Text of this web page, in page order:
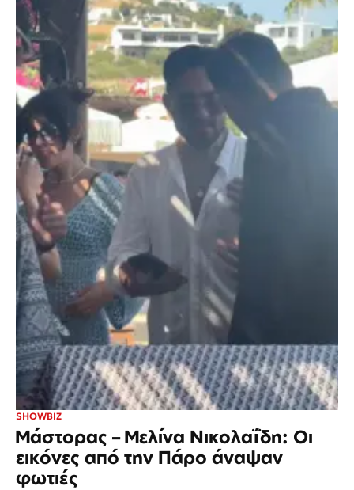
SHOWBIZ
Μάστορας – Μελίνα Νικολαΐδη: Οι
εικόνες από την Πάρο άναψαν
φωτιές